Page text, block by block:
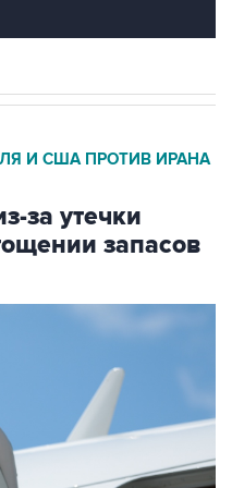
И США ПРОТИВ ИРАНА
за утечки
запасов